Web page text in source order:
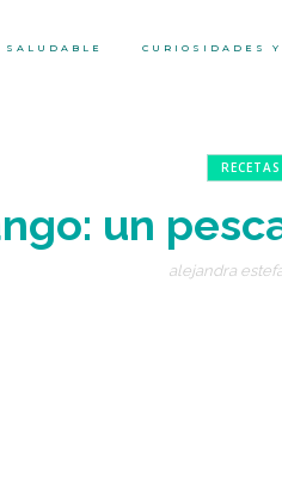
CURIOSIDADES
un
alejandra